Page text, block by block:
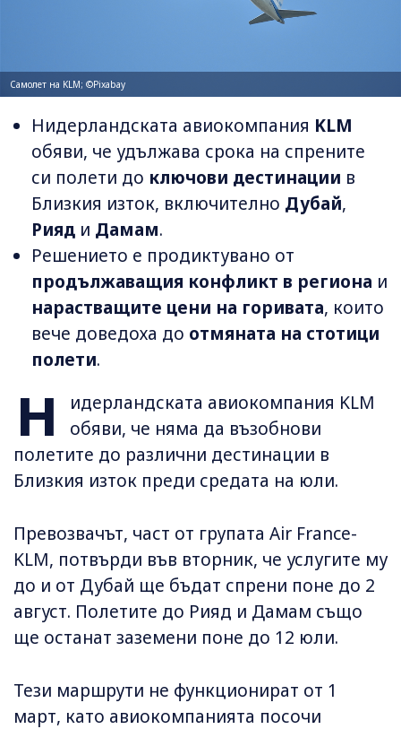
Самолет на KLM; ©Pixabay
Нидерландската авиокомпания KLM
обяви, че удължава срока на спрените
си полети до ключови дестинации в
Близкия изток, включително Дубай,
Рияд и Дамам.
Решението е продиктувано от
продължаващия конфликт в региона и
нарастващите цени на горивата, които
вече доведоха до отмяната на стотици
полети.
Н
идерландската авиокомпания KLM
обяви, че няма да възобнови
полетите до различни дестинации в
Близкия изток преди средата на юли.
Превозвачът, част от групата Air France-
KLM, потвърди във вторник, че услугите му
до и от Дубай ще бъдат спрени поне до 2
август. Полетите до Рияд и Дамам също
ще останат заземени поне до 12 юли.
Тези маршрути не функционират от 1
март, като авиокомпанията посочи